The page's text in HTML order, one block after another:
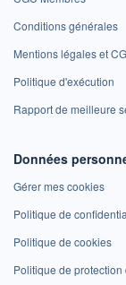
Conditions générales
Mentions légales et
Politique d'exécution
Rapport de meilleure
Données
Gérer mes cookies
Politique de
Politique de cookies
Politique de